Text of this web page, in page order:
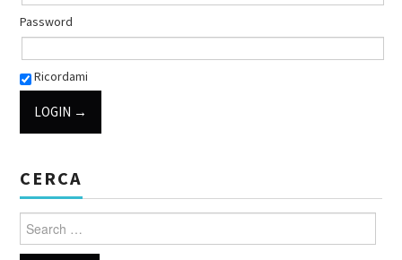
Password
Ricordami
CERCA
Search for: